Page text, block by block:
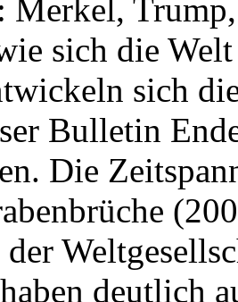
Merkel,
sich die
sich
Bulletin
Die
der
deutlich